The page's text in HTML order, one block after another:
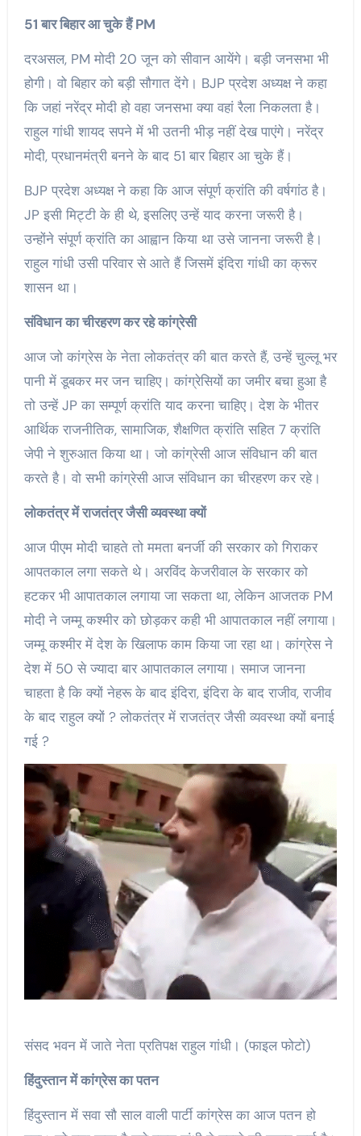
51 बार बिहार आ चुके हैं PM
दरअसल, PM मोदी 20 जून को सीवान आयेंगे। बड़ी जनसभा भी
होगी। वो बिहार को बड़ी सौगात देंगे। BJP प्रदेश अध्यक्ष ने कहा
कि जहां नरेंद्र मोदी हो वहा जनसभा क्या वहां रैला निकलता है।
राहुल गांधी शायद सपने में भी उतनी भीड़ नहीं देख पाएंगे। नरेंद्र
मोदी, प्रधानमंत्री बनने के बाद 51 बार बिहार आ चुके हैं।
BJP प्रदेश अध्यक्ष ने कहा कि आज संपूर्ण क्रांति की वर्षगांठ है।
JP इसी मिट्टी के ही थे, इसलिए उन्हें याद करना जरूरी है।
उन्होंने संपूर्ण क्रांति का आह्वान किया था उसे जानना जरूरी है।
राहुल गांधी उसी परिवार से आते हैं जिसमें इंदिरा गांधी का क्रूर
शासन था।
संविधान का चीरहरण कर रहे कांग्रेसी
आज जो कांग्रेस के नेता लोकतंत्र की बात करते हैं, उन्हें चुल्लू भर
पानी में डूबकर मर जन चाहिए। कांग्रेसियों का जमीर बचा हुआ है
तो उन्हें JP का सम्पूर्ण क्रांति याद करना चाहिए। देश के भीतर
आर्थिक राजनीतिक, सामाजिक, शैक्षणित क्रांति सहित 7 क्रांति
जेपी ने शुरुआत किया था। जो कांग्रेसी आज संविधान की बात
करते है। वो सभी कांग्रेसी आज संविधान का चीरहरण कर रहे।
लोकतंत्र में राजतंत्र जैसी व्यवस्था क्यों
आज पीएम मोदी चाहते तो ममता बनर्जी की सरकार को गिराकर
आपतकाल लगा सकते थे। अरविंद केजरीवाल के सरकार को
हटकर भी आपातकाल लगाया जा सकता था, लेकिन आजतक PM
मोदी ने जम्मू कश्मीर को छोड़कर कही भी आपातकाल नहीं लगाया।
जम्मू कश्मीर में देश के खिलाफ काम किया जा रहा था। कांग्रेस ने
देश में 50 से ज्यादा बार आपातकाल लगाया। समाज जानना
चाहता है कि क्यों नेहरू के बाद इंदिरा, इंदिरा के बाद राजीव, राजीव
के बाद राहुल क्यों ? लोकतंत्र में राजतंत्र जैसी व्यवस्था क्यों बनाई
गई ?
संसद भवन में जाते नेता प्रतिपक्ष राहुल गांधी। (फाइल फोटो)
हिंदुस्तान में कांग्रेस का पतन
हिंदुस्तान में सवा सौ साल वाली पार्टी कांग्रेस का आज पतन हो